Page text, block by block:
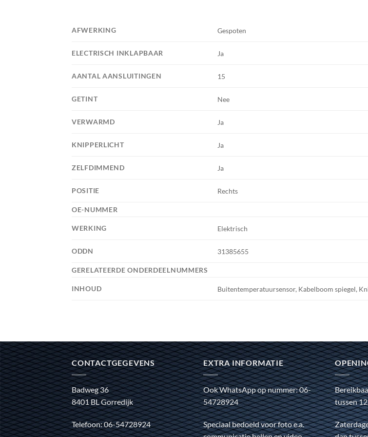
AFWERKING Gespoten
ELECTRISCH INKLAPBAAR Ja
AANTAL AANSLUITINGEN 15
GETINT Nee
VERWARMD Ja
KNIPPERLICHT Ja
ZELFDIMMEND Ja
POSITIE Rechts
OE-NUMMER
WERKING Elektrisch
ODDN 31385655
GERELATEERDE ONDERDEELNUMMERS
INHOUD Buitentemperatuursensor, Kabelboom spiegel,
CONTACTGEGEVENS
Badweg 36
8401 BL Gorredijk
Telefoon: 06-54728924
EXTRA INFORMATIE
Ook WhatsApp op nummer: 06-
54728924
Speciaal bedoeld voor foto e.a.
tussen